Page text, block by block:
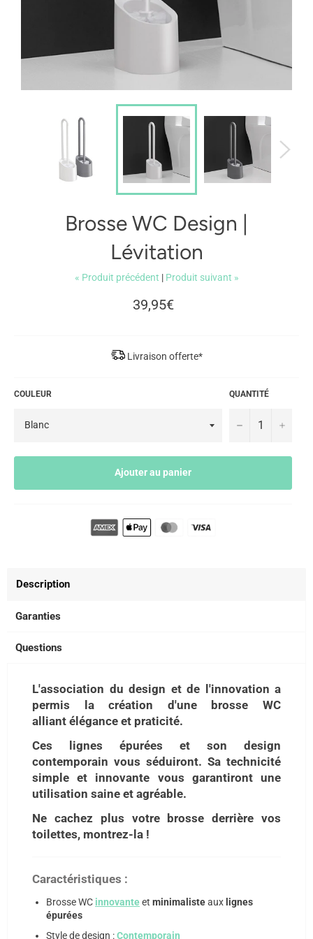
Brosse WC Design |
Lévitation
« Produit précédent | Produit suivant »
Prix
régulier
39,95€
Livraison offerte*
COULEUR QUANTITÉ
− +
Ajouter au panier
Description
Garanties
Questions
L'association du design et de l'innovation a
permis la création d'une brosse WC
alliant élégance et praticité.
Ces lignes épurées et son design
contemporain vous séduiront. Sa technicité
simple et innovante vous garantiront une
utilisation saine et agréable.
Ne cachez plus votre brosse derrière vos
toilettes, montrez-la !
Caractéristiques :
Brosse WC innovanteet minimalisteaux lignes
épurées
Style de design :Contemporain